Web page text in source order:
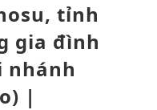
tỉnh
gia đình
nhánh
|